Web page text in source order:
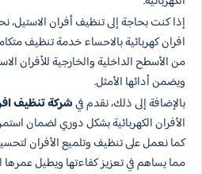
إذا كنت بحاجة إلى تنظيف أفران
افران كهربائية بالاحساء خدمة تنظيف
من الأسطح الداخلية والخارجية للأفران
ويضمن أدائها الأمثل.
بالإضافة إلى ذلك، نقدم فيشركة تنظيف
الأفران الكهربائية بشكل دوري لضمان
كما نعمل على تنظيف وتلميع الأفران
مما يساهم في تعزيز كفاءتها ويطيل عمرها